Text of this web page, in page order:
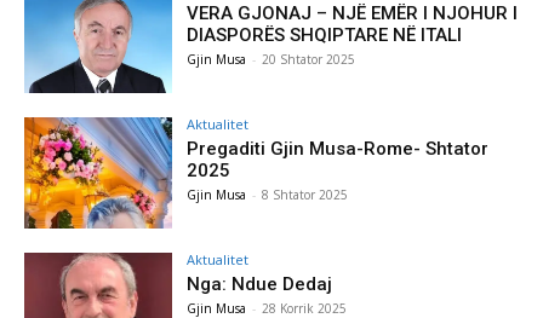
VERA GJONAJ – NJË EMËR I NJOHUR I
DIASPORËS SHQIPTARE NË ITALI
Gjin Musa - 20 Shtator 2025
Aktualitet
Pregaditi Gjin Musa-Rome- Shtator
2025
Gjin Musa - 8 Shtator 2025
Aktualitet
Nga: Ndue Dedaj
Gjin Musa - 28 Korrik 2025